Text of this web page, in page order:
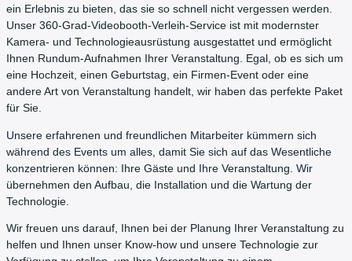
ein Erlebnis zu bieten, das sie so schnell nicht vergessen werden.
Unser 360-Grad-Videobooth-Verleih-Service ist mit modernster
Kamera- und Technologieausrüstung ausgestattet und ermöglicht
Ihnen Rundum-Aufnahmen Ihrer Veranstaltung. Egal, ob es sich um
eine Hochzeit, einen Geburtstag, ein Firmen-Event oder eine
andere Art von Veranstaltung handelt, wir haben das perfekte Paket
für Sie.
Unsere erfahrenen und freundlichen Mitarbeiter kümmern sich
während des Events um alles, damit Sie sich auf das Wesentliche
konzentrieren können: Ihre Gäste und Ihre Veranstaltung. Wir
übernehmen den Aufbau, die Installation und die Wartung der
Technologie.
Wir freuen uns darauf, Ihnen bei der Planung Ihrer Veranstaltung zu
helfen und Ihnen unser Know-how und unsere Technologie zur